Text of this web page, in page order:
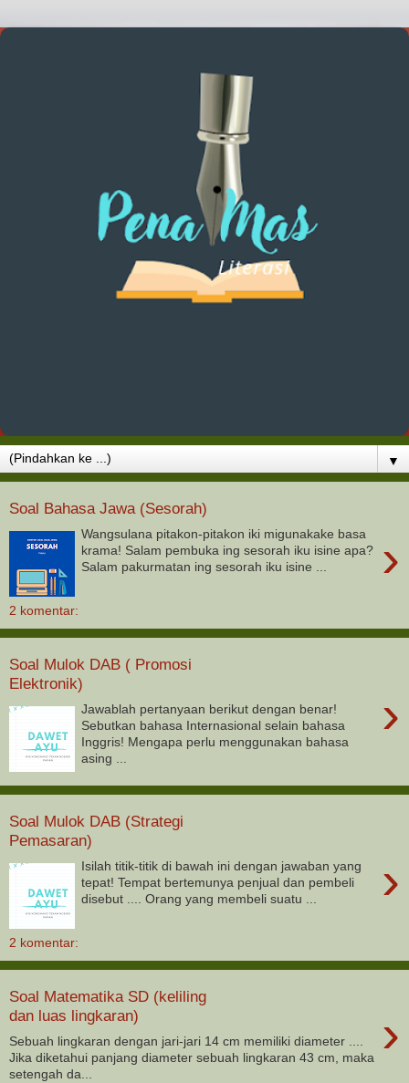
▼
Soal Bahasa Jawa (Sesorah)
›
Wangsulana pitakon-pitakon iki migunakake basa
krama! Salam pembuka ing sesorah iku isine apa?
Salam pakurmatan ing sesorah iku isine ...
2 komentar:
Soal Mulok DAB ( Promosi
Elektronik)
›
Jawablah pertanyaan berikut dengan benar!
Sebutkan bahasa Internasional selain bahasa
Inggris! Mengapa perlu menggunakan bahasa
asing ...
Soal Mulok DAB (Strategi
Pemasaran)
›
Isilah titik-titik di bawah ini dengan jawaban yang
tepat! Tempat bertemunya penjual dan pembeli
disebut .... Orang yang membeli suatu ...
2 komentar:
Soal Matematika SD (keliling
dan luas lingkaran)
›
Sebuah lingkaran dengan jari-jari 14 cm memiliki diameter ....
Jika diketahui panjang diameter sebuah lingkaran 43 cm, maka
setengah da...